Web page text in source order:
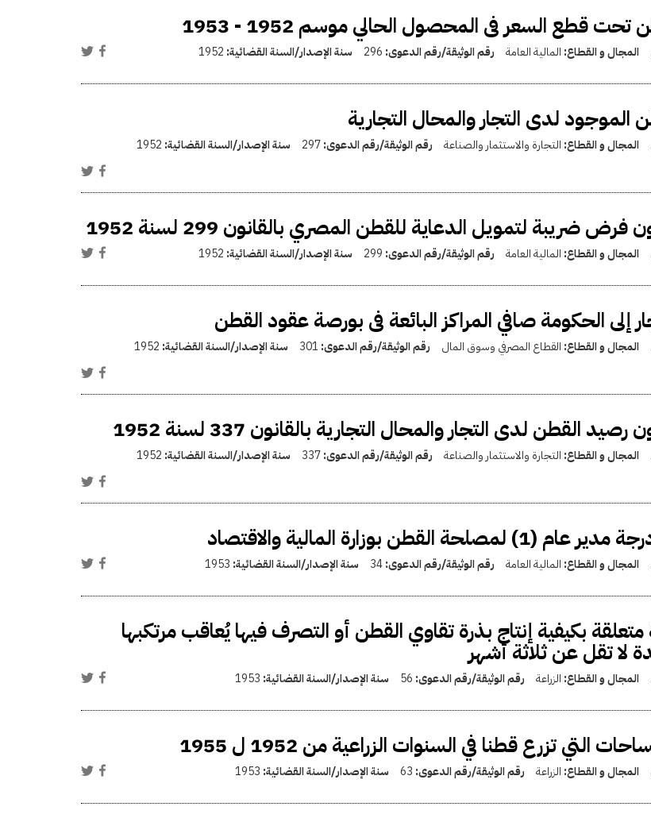
قطع السعر فى المحصول الحالي موسم 1952 - 1953
المجال و القطاع: المالية العامة رقم الوثيقة/رقم الدعوى: 296 سنة الإصدار/السنة القضائية: 1952
الموجود لدى التجار والمحال التجارية
المجال و القطاع: التجارة والاستثمار والصناعة رقم الوثيقة/رقم الدعوى:297 سنة الإصدار/السنة القضائية: 1952
ضريبة لتمويل الدعاية للقطن المصري بالقانون 299 لسنة 1952
المجال و القطاع: المالية العامة رقم الوثيقة/رقم الدعوى: 299 سنة الإصدار/السنة القضائية: 1952
إلى الحكومة صافي المراكز البائعة فى بورصة عقود القطن
المجال و القطاع: القطاع المصرفي وسوق المال رقم الوثيقة/رقم الدعوى: 301 سنة الإصدار/السنة القضائية: 1952
القطن لدى التجار والمحال التجارية بالقانون 337 لسنة 1952
المجال و القطاع: التجارة والاستثمار والصناعة رقم الوثيقة/رقم الدعوى:337 سنة الإصدار/السنة القضائية: 1952
القطن بوزارة المالية والاقتصاد
المجال و القطاع: المالية العامة رقم الوثيقة/رقم الدعوى:34 سنة الإصدار/السنة القضائية: 1953
بكيفية إنتاج بذرة تقاوي القطن أو التصرف فيها يُعاقب مرتكبها
لا تقل عن ثلاثة أشهر
المجال و القطاع: الزراعة رقم الوثيقة/رقم الدعوى: 56 سنة الإصدار/السنة القضائية: 1953
التي تزرع قطنا في السنوات الزراعية من 1952 ل 1955
المجال و القطاع: الزراعة رقم الوثيقة/رقم الدعوى: 63 سنة الإصدار/السنة القضائية: 1953